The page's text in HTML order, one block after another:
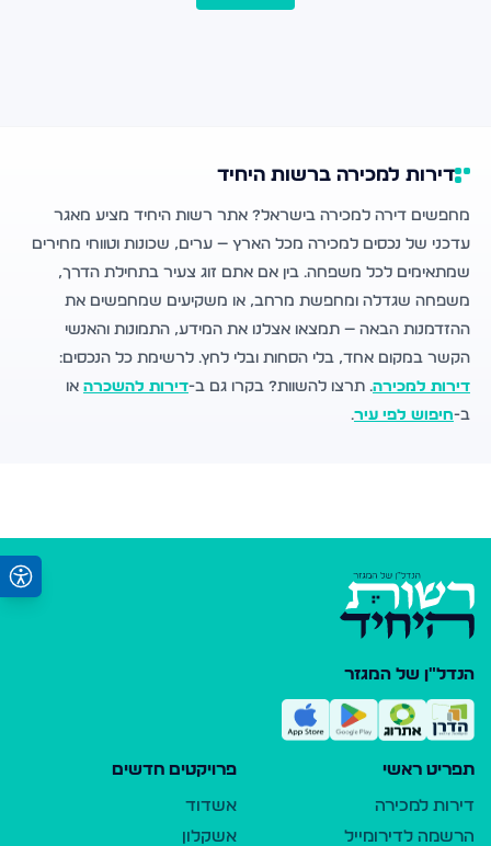
דירות למכירה ברשות היחיד
מחפשים דירה למכירה בישראל? אתר רשות היחיד מציע מאגר
עדכני של נכסים למכירה מכל הארץ — ערים, שכונות וטווחי מחירים
שמתאימים לכל משפחה. בין אם אתם זוג צעיר בתחילת הדרך,
משפחה שגדלה ומחפשת מרחב, או משקיעים שמחפשים את
ההזדמנות הבאה — תמצאו אצלנו את המידע, התמונות והאנשי
הקשר במקום אחד, בלי הסחות ובלי לחץ. לרשימת כל הנכסים:
דירות למכירה. תרצו להשוות? בקרו גם ב-דירות להשכרה או
ב-חיפוש לפי עיר.
הנדל"ן של המגזר
תפריט ראשי
דירות למכירה
הרשמה לדירומייל
פרויקטים חדשים
אשדוד
אשקלון